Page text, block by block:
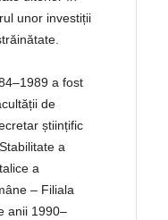
unor investiții
a fost
de
științific
a
a
– Filiala
anii 1990–